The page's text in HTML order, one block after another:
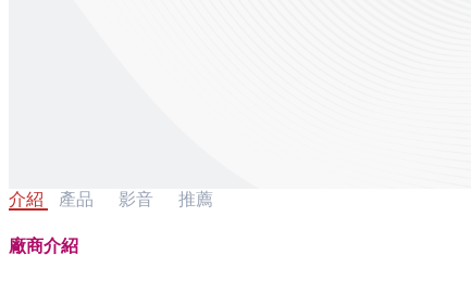
介紹 產品 影音 推薦
廠商介紹